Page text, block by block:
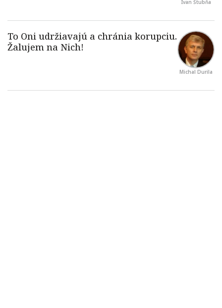
Ivan Štubňa
Michal Durila